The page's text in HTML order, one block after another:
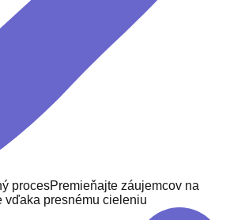
procesPremieňajte záujemcov na
vďaka presnému cieleniu